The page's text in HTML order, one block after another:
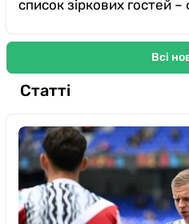
список зіркових гостей
Всі
Статті